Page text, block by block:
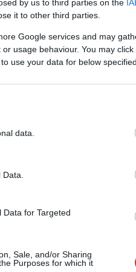
by us to third parties on the
it to other third parties.
Google services and may
usage behaviour. You may
use your data for below
data.
for Targeted
Sale, and/or Sharing
Purposes for which it
vietām Kurzemes